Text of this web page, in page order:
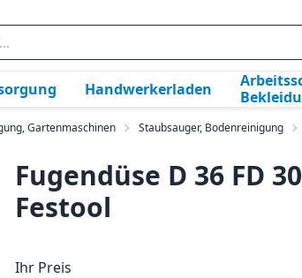
Handwerkerladen
Gartenmaschinen Staubsauger, Bodenreinigung
Fugendüse D 36 FD
Festool
Ihr Preis